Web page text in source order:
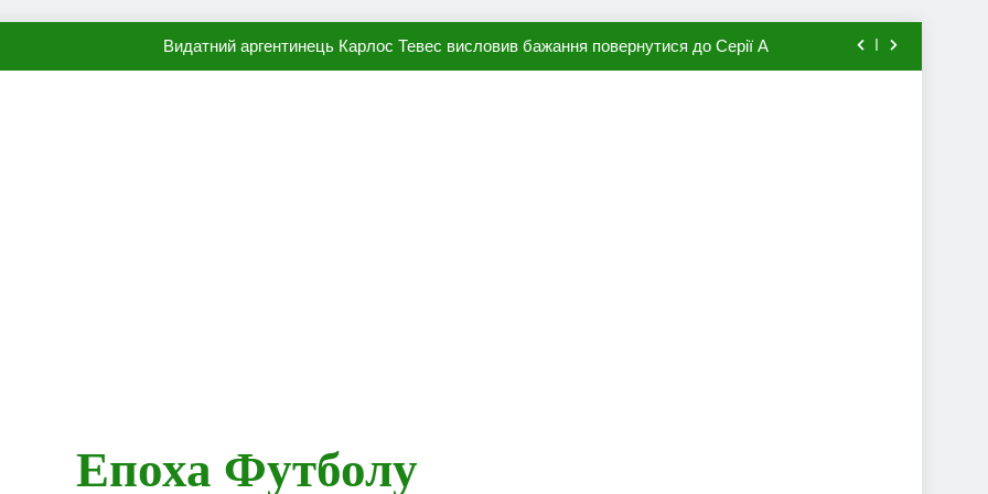
Видатний аргентинець Карлос Тевес висловив бажання повернутися до Серії А
Епоха Футболу